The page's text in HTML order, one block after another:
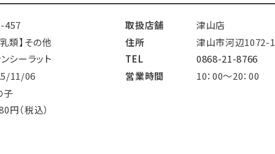
457
類】その他
シーラット
11/06
子
円（税込）
取扱店舗
津山店
住所
津山市河辺1072-1
TEL
0868-21-8766
営業時間
10：00～20：00